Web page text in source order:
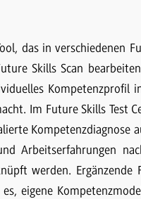
das in verschiedenen
Skills Scan
Kompetenzprofil
Im Future Skills Test
Kompetenzdiagnose
Arbeitserfahrungen
werden.
eigene